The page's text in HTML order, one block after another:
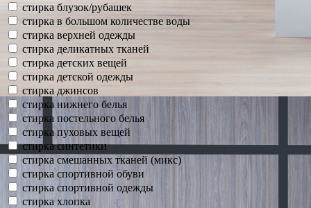
стирка блузок/рубашек
стирка в большом количестве воды
стирка верхней одежды
стирка деликатных тканей
стирка детских вещей
стирка детской одежды
стирка джинсов
стирка нижнего белья
стирка постельного белья
стирка пуховых вещей
стирка синтетики
стирка смешанных тканей (микс)
стирка спортивной обуви
стирка спортивной одежды
стирка хлопка